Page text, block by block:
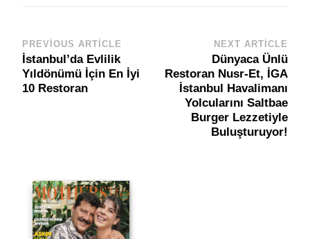
Post
Navigation
PREVIOUS ARTICLE
İstanbul’da Evlilik
Yıldönümü İçin En İyi
10 Restoran
NEXT ARTICLE
Dünyaca Ünlü
Restoran Nusr-Et, İGA
İstanbul Havalimanı
Yolcularını Saltbae
Burger Lezzetiyle
Buluşturuyor!